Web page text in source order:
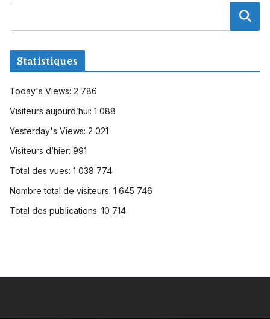
Statistiques
Today's Views: 2 786
Visiteurs aujourd’hui: 1 088
Yesterday's Views: 2 021
Visiteurs d’hier: 991
Total des vues: 1 038 774
Nombre total de visiteurs: 1 645 746
Total des publications: 10 714